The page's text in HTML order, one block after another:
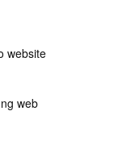
website
web